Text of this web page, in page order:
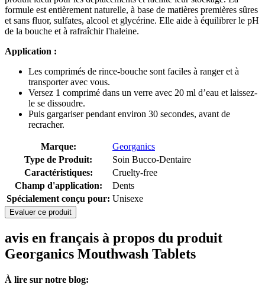
formule est entièrement naturelle, à base de matières premières sûres
et sans fluor, sulfates, alcool et glycérine. Elle aide à équilibrer le pH
de la bouche et à rafraîchir l'haleine.
Application :
Les comprimés de rince-bouche sont faciles à ranger et à
transporter avec vous.
Versez 1 comprimé dans un verre avec 20 ml d’eau et laissez-
le se dissoudre.
Puis gargariser pendant environ 30 secondes, avant de
recracher.
Marque:
Georganics
Type de Produit:
Soin Bucco-Dentaire
Caractéristiques:
Cruelty-free
Champ d'application:
Dents
Spécialement conçu pour: Unisexe
Evaluer ce produit
avis en français à propos du produit
Georganics Mouthwash Tablets
À lire sur notre blog: